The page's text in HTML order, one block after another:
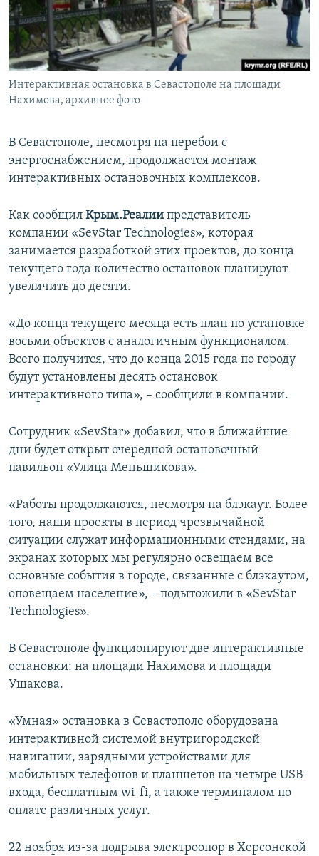
ПОБЕДИТЕЛЕЙ НЕ СУДЯТ?
КРЫМ.НЕПОКОРЕННЫЙ
ELIFBE
УКРАИНСКАЯ ПРОБЛЕМА КРЫМА
ПРИСОЕДИНЯЙТЕСЬ!
Все сайты RFE/RL
Интерактивная остановка в Севастополе на площади
Нахимова, архивное фото
В Севастополе, несмотря на перебои с
энергоснабжением, продолжается монтаж
интерактивных остановочных комплексов.
Как сообщил Крым.Реалии представитель
компании «SevStar Technologies», которая
занимается разработкой этих проектов, до конца
текущего года количество остановок планируют
увеличить до десяти.
«До конца текущего месяца есть план по установке
восьми объектов с аналогичным функционалом.
Всего получится, что до конца 2015 года по городу
будут установлены десять остановок
интерактивного типа», – сообщили в компании.
Сотрудник «SevStar» добавил, что в ближайшие
дни будет открыт очередной остановочный
павильон «Улица Меньшикова».
«Работы продолжаются, несмотря на блэкаут. Более
того, наши проекты в период чрезвычайной
ситуации служат информационными стендами, на
экранах которых мы регулярно освещаем все
основные события в городе, связанные с блэкаутом,
оповещаем население», – подытожили в «SevStar
Technologies».
В Севастополе функционируют две интерактивные
остановки: на площади Нахимова и площади
Ушакова.
«Умная» остановка в Севастополе оборудована
интерактивной системой внутригородской
навигации, зарядными устройствами для
мобильных телефонов и планшетов на четыре USB-
входа, бесплатным wi-fi, а также терминалом по
оплате различных услуг.
22 ноября из-за подрыва электроопор в Херсонской